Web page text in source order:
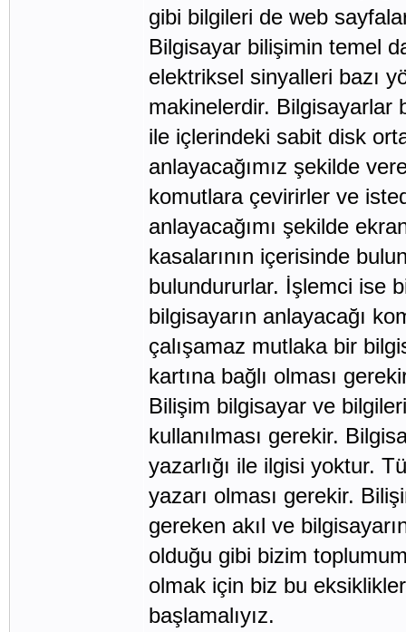
gibi bilgileri de web
Bilgisayar bilişimin temel
elektriksel sinyalleri bazı
makinelerdir. Bilgisayarlar
ile içlerindeki sabit disk
anlayacağımız şekilde
komutlara çevirirler ve
anlayacağımı şekilde
kasalarının içerisinde
bulundururlar. İşlemci ise
bilgisayarın anlayacağı
çalışamaz mutlaka bir
kartına bağlı olması
Bilişim bilgisayar ve
kullanılması gerekir.
yazarlığı ile ilgisi yoktur.
yazarı olması gerekir.
gereken akıl ve
olduğu gibi bizim
olmak için biz bu
başlamalıyız.